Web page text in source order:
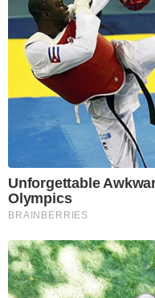
Unforgettable
Olympics
BRAINBERRIES